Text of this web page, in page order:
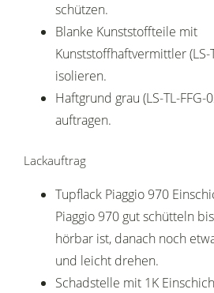
schützen.
Blanke Kunststoffteile mit
Kunststoffhaftvermittler (LS-
isolieren.
Haftgrund grau (LS-TL-
auftragen.
Lackauftrag
Tupflack Piaggio 970
Piaggio 970 gut schütteln
hörbar ist, danach noch
und leicht drehen.
Schadstelle mit 1K